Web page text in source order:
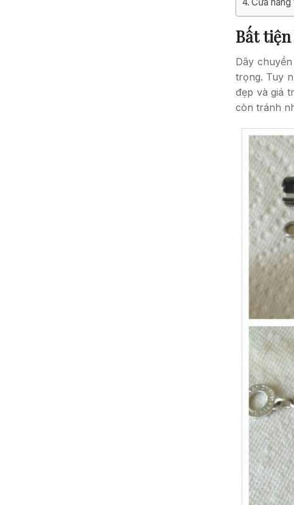
Cửa
Bất tiện
Dây
trọng. Tuy
đẹp và giá
còn tránh